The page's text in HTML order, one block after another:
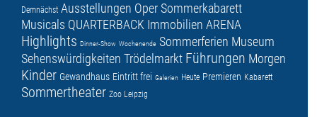
Demnächst Ausstellungen OperSommerkabarett
Musicals QUARTERBACK Immobilien ARENA
Highlights Dinner-Show Wochenende Sommerferien Museum
Sehenswürdigkeiten Trödelmarkt Führungen Morgen
Kinder Gewandhaus Eintritt frei Galerien Heute Premieren Kabarett
Sommertheater Zoo Leipzig